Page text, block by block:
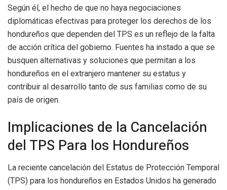
Según él, el hecho de que no haya negociaciones
diplomáticas efectivas para proteger los derechos de los
hondureños que dependen del TPS es un reflejo de la falta
de acción crítica del gobierno. Fuentes ha instado a que se
busquen alternativas y soluciones que permitan a los
hondureños en el extranjero mantener su estatus y
contribuir al desarrollo tanto de sus familias como de su
país de origen.
Implicaciones de la Cancelación
del TPS Para los Hondureños
La reciente cancelación del Estatus de Protección Temporal
(TPS) para los hondureños en Estados Unidos ha generado